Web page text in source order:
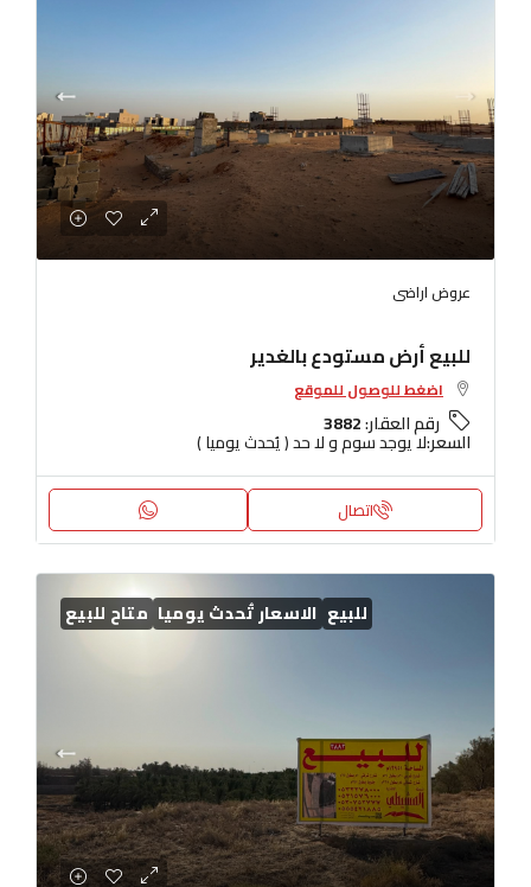
عروض اراضى
للبيع أرض مستودع بالغدير
اضغط للوصول للموقع
رقم العقار:3882
السعر:لا يوجد سوم و لا حد ( يُحدث يوميا )
اتصال
للبيع الاسعار تُحدث يوميا متاح للبيع